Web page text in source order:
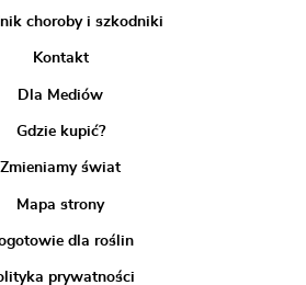
choroby i szkodniki
Kontakt
Dla Mediów
Gdzie kupić?
Zmieniamy świat
Mapa strony
dla roślin
prywatności